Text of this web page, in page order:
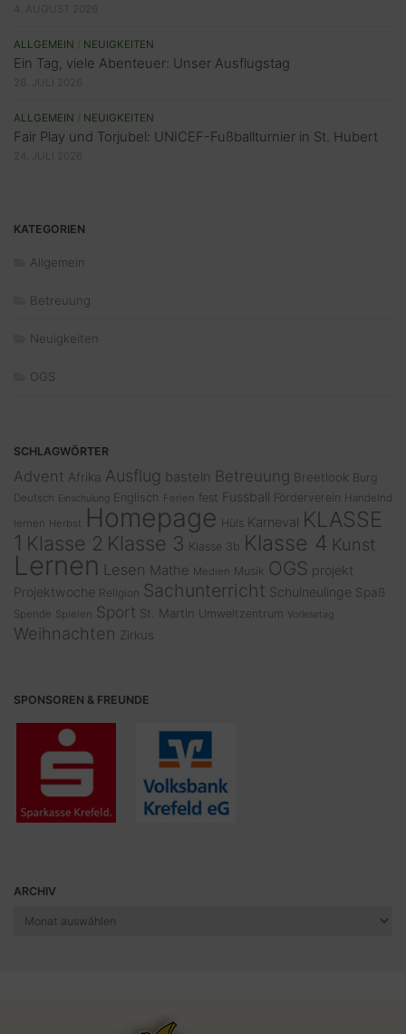
ALLGEMEIN NEUIGKEITEN
Ein Tag, viele Abenteuer: Unser Ausflugstag
ALLGEMEIN NEUIGKEITEN
Fair Play und Torjubel: UNICEF-Fußballturnier in St. Hubert
KATEGORIEN
Allgemein
Betreuung
Neuigkeiten
OGS
SCHLAGWÖRTER
Advent Afrika Ausflug basteln Betreuung Breetlook Burg
Deutsch Einschulung Englisch Ferien fest Fussball Förderverein
Handelnd
lernen Herbst Homepage Hüls Karneval KLASSE
1 Klasse 2 Klasse 3 Klasse 3b Klasse 4 Kunst
Lernen Lesen Mathe Medien Musik OGS projekt
Projektwoche Religion Sachunterricht Schulneulinge Spaß
Spende Spielen Sport St. Martin Umweltzentrum Vorlesetag
Weihnachten Zirkus
SPONSOREN & FREUNDE
ARCHIV
Archiv